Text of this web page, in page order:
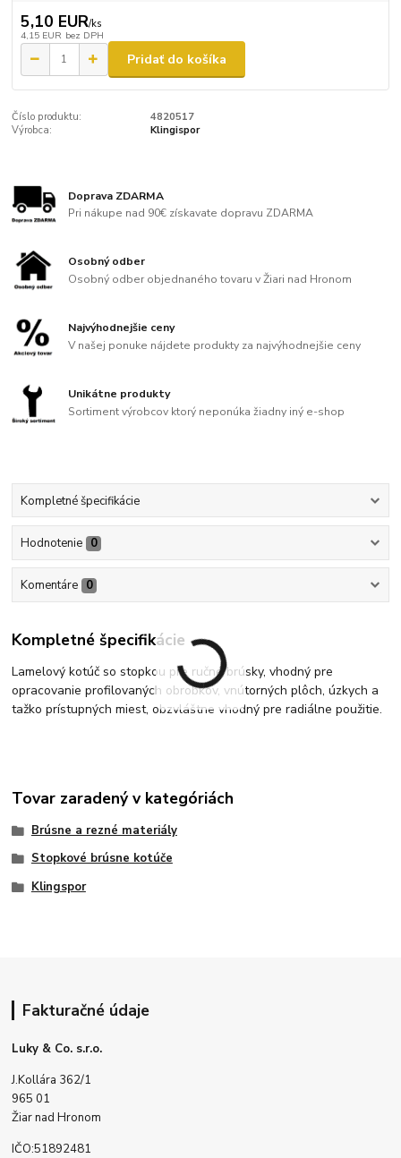
5,10 EUR/ks
4,15 EUR bez DPH
Pridať do košíka
Číslo produktu:
4820517
Výrobca:
Klingispor
Doprava ZDARMA
Pri nákupe nad 90€ získavate dopravu ZDARMA
Osobný odber
Osobný odber objednaného tovaru v Žiari nad Hronom
Najvýhodnejšie ceny
V našej ponuke nájdete produkty za najvýhodnejšie ceny
Unikátne produkty
Sortiment výrobcov ktorý neponúka žiadny iný e-shop
Kompletné špecifikácie
Hodnotenie 0
Komentáre 0
Kompletné špecifikácie
Lamelový kotúč so stopkou pre ručné brúsky, vhodný pre
opracovanie profilovaných obrobkov, vnútorných plôch, úzkych a
tažko prístupných miest, obzvláštne vhodný pre radiálne použitie.
Tovar zaradený v kategóriách
Brúsne a rezné materiály
Stopkové brúsne kotúče
Klingspor
Fakturačné údaje
Luky & Co. s.r.o.
J.Kollára 362/1
965 01
Žiar nad Hronom
IČO:51892481